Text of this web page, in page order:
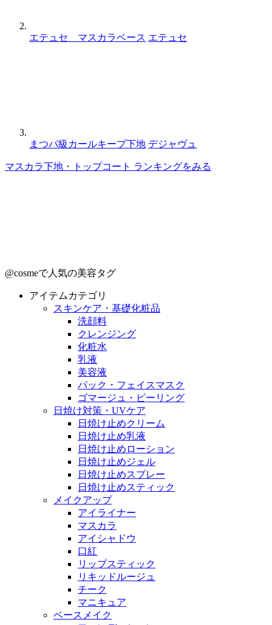
エテュセ マスカラベース エテュセ
まつパ級カールキープ下地 デジャヴュ
マスカラ下地・トップコート ランキングをみる
@cosmeで人気の美容タグ
アイテムカテゴリ
スキンケア・基礎化粧品
洗顔料
クレンジング
化粧水
乳液
美容液
パック・フェイスマスク
ゴマージュ・ピーリング
日焼け対策・UVケア
日焼け止めクリーム
日焼け止め乳液
日焼け止めローション
日焼け止めジェル
日焼け止めスプレー
日焼け止めスティック
メイクアップ
アイライナー
マスカラ
アイシャドウ
口紅
リップスティック
リキッドルージュ
チーク
マニキュア
ベースメイク